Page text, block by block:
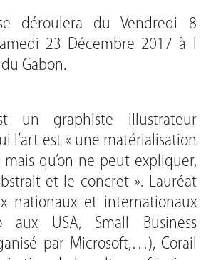
déroulera du Vendredi 8
23 Décembre 2017 à l
Gabon.
un graphiste illustrateur
l’art est « une matérialisation
qu’on ne peut expliquer,
et le concret ». Lauréat
nationaux et internationaux
aux USA, Small Business
par Microsoft,…), Corail